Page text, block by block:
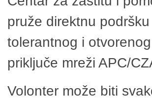
pruže direktnu
tolerantnog i
priključe mreži APC/
Volonter može biti